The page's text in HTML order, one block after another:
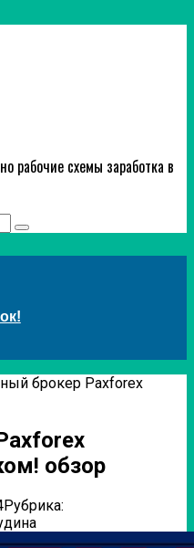
рабочие схемы заработка в
брокер Paxforex
обзор
Рубрика: